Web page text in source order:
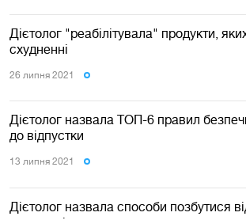
Дієтолог "реабілітувала" продукти,
схудненні
26 липня 2021
Дієтолог назвала ТОП-6 правил
до відпустки
13 липня 2021
Дієтолог назвала способи позбутися